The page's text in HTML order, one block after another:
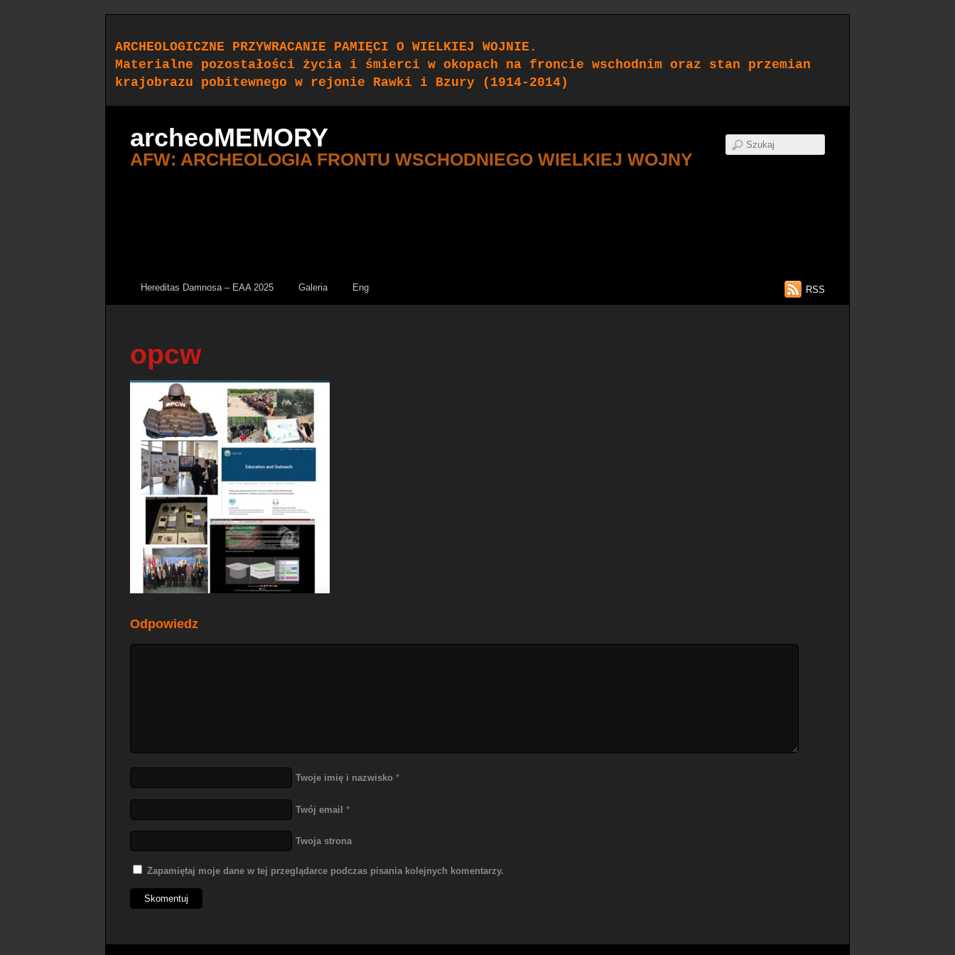
ARCHEOLOGICZNE PRZYWRACANIE PAMIĘCI O WIELKIEJ WOJNIE.
Materialne pozostałości życia i śmierci w okopach na froncie wschodnim oraz stan przemian
krajobrazu pobitewnego w rejonie Rawki i Bzury (1914-2014)
archeoMEMORY
AFW: ARCHEOLOGIA FRONTU WSCHODNIEGO WIELKIEJ WOJNY
Hereditas Damnosa – EAA 2025 Galeria Eng RSS
opcw
Odpowiedz
Twoje imię i nazwisko *
Twój email *
Twoja strona
Zapamiętaj moje dane w tej przeglądarce podczas pisania kolejnych komentarzy.